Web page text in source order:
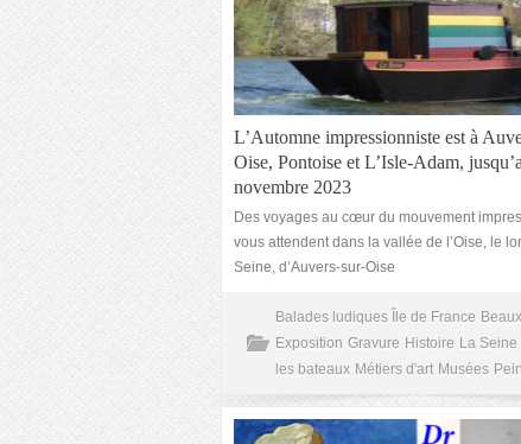
L’Automne impressionniste est à
Oise, Pontoise et L’Isle-Adam,
novembre 2023
Des voyages au cœur du mouvement
vous attendent dans la vallée de l’Oise, le
Seine, d’Auvers-sur-Oise
Balades ludiques Île de France
Exposition Gravure Histoire La
les bateaux Métiers d'art Musées